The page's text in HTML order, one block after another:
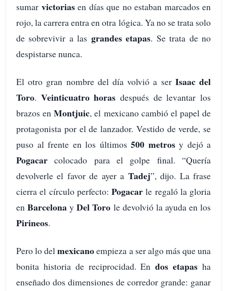
sumar victoriasen días que no estaban marcados en
rojo, la carrera entra en otra lógica. Ya no se trata solo
de sobrevivir a las grandes etapas. Se trata de no
despistarse nunca.
El otro gran nombre del día volvió a ser Isaac del
Toro. Veinticuatro horas después de levantar los
brazos enMontjuic, el mexicano cambió el papel de
protagonista por el de lanzador. Vestido de verde, se
puso al frente en los últimos 500 metrosy dejó a
Pogacar colocado para el golpe final. “Quería
devolverle el favor de ayer a Tadej”, dijo. La frase
cierra el círculo perfecto: Pogacar le regaló la gloria
enBarcelona yDel Toro le devolvió la ayuda en los
Pirineos.
Pero lo delmexicanoempieza a ser algo más que una
bonita historia de reciprocidad. Endos etapas ha
enseñado dos dimensiones de corredor grande: ganar